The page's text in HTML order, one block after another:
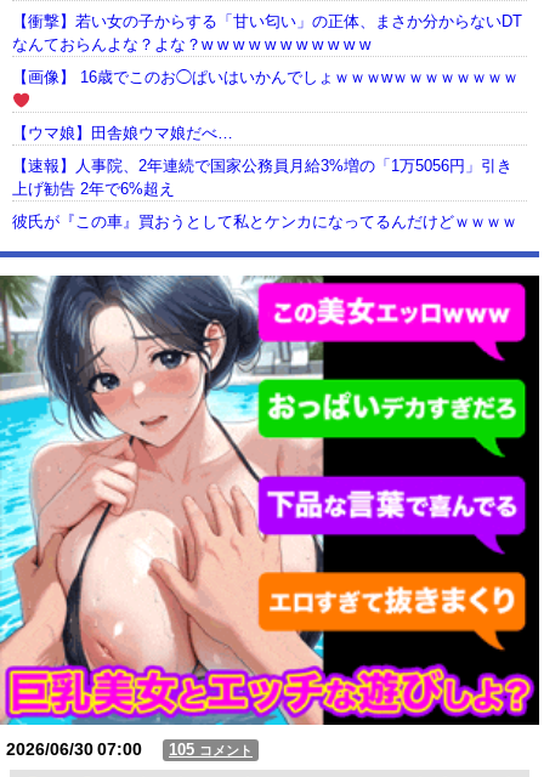
【衝撃】若い女の子からする「甘い匂い」の正体、まさか分からないDT
なんておらんよな？よな？w w w w w w w w w w w
【画像】 16歳でこのお◯ぱいはいかんでしょｗｗｗwｗｗｗｗｗｗｗｗ
【ウマ娘】田舎娘ウマ娘だべ…
【速報】人事院、2年連続で国家公務員月給3%増の「1万5056円」引き
上げ勧告 2年で6%超え
彼氏が『この車』買おうとして私とケンカになってるんだけどｗｗｗｗ
【動画】USJの禁止エリアに子どもたちが続々乱入 → スタッフが注意し
ても止まらない事態に
Powered by livedoor 相互RSS
2026/06/3007:00 105 コメント